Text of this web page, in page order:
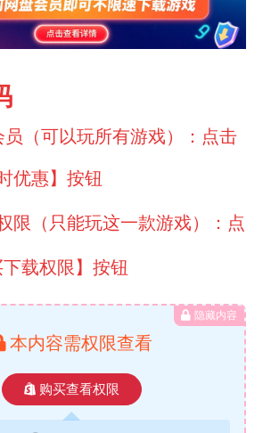
员（可以玩所有游戏）：点击
优惠】按钮
限（只能玩这一款游戏）：点
载权限】按钮
隐藏内容
本内容需权限查看
购买查看权限